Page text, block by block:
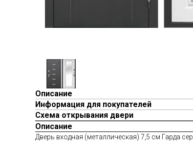
Описание
Информация для покупателей
Схема открывания двери
Описание
Дверь входная (металлическая) 7,5 см Гарда